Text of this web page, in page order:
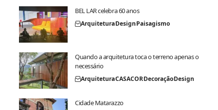
BEL LAR celebra 60 anos
ArquiteturaDesignPaisagismo
Quando a arquitetura toca o terreno apenas o
necessário
ArquiteturaCASACORDecoraçãoDesign
Cidade Matarazzo